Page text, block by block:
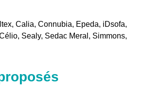
Calia, Connubia, Epeda, iDsofa,
Sealy, Sedac Meral, Simmons,